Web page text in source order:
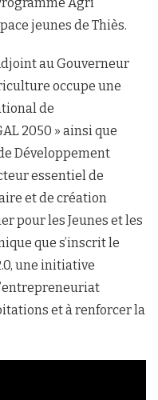
Agri
jeunes de Thiès.
au Gouverneur
occupe une
de
2050 » ainsi que
Développement
essentiel de
et de création
pour les Jeunes et les
que s’inscrit le
une initiative
et à renforcer la